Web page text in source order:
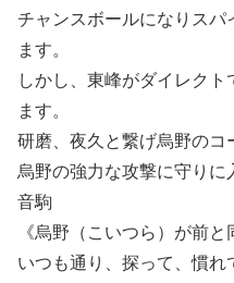
チャンスボールになりスパ
ます。
しかし、東峰がダイレク
ます。
研磨、夜久と繋げ烏野のコ
烏野の強力な攻撃に守りに
音駒
《烏野（こいつら）が前
いつも通り、探って、慣れ